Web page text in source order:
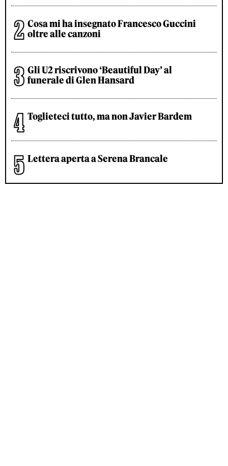
Cosa mi ha insegnato Francesco Guccini
oltre alle canzoni
Gli U2 riscrivono ‘Beautiful Day’ al
funerale di Glen Hansard
Toglieteci tutto, ma non Javier Bardem
Lettera aperta a Serena Brancale